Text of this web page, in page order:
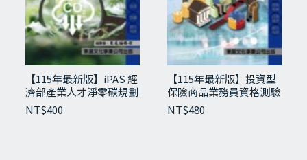
【115年最新版】防制洗錢與打擊資恐人員測
驗經典講義與試題
NT$480
【115年最新版】iPAS 經
濟部產業人才淨零碳規劃
管理師經典講義與試題-
初級
NT$400
【115年最新版】投資型
保險商品業務員資格測驗
經典講義與試題
NT$480